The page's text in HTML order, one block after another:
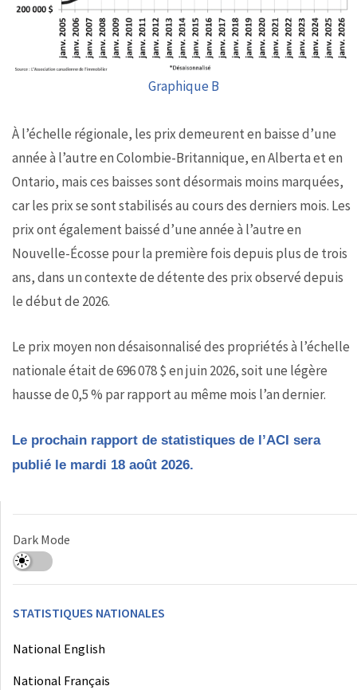
Graphique B
À l’échelle régionale, les prix demeurent en baisse d’une
année à l’autre en Colombie-Britannique, en Alberta et en
Ontario, mais ces baisses sont désormais moins marquées,
car les prix se sont stabilisés au cours des derniers mois. Les
prix ont également baissé d’une année à l’autre en
Nouvelle-Écosse pour la première fois depuis plus de trois
ans, dans un contexte de détente des prix observé depuis
le début de 2026.
Le prix moyen non désaisonnalisé des propriétés à l’échelle
nationale était de 696 078 $ en juin 2026, soit une légère
hausse de 0,5 % par rapport au même mois l’an dernier.
Le prochain rapport de statistiques de l’ACI sera
publié le mardi 18 août 2026.
Dark Mode
STATISTIQUES NATIONALES
National English
National Français